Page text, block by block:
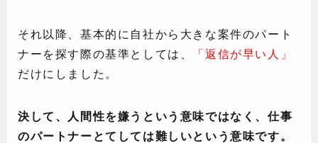
それ以降、基本的に自社から大きな案件のパート
ナーを探す際の基準としては、
「返信が早い人」
だけにしました。
決して、人間性を嫌うという意味ではなく、仕事
のパートナーとてしては難しいという意味です。